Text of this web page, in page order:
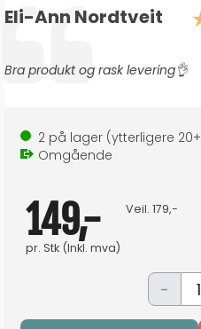
Testimonial
Forfatter:
Eli-Ann Nordtveit
Tekst:
Bra produkt og rask levering👌
2 på lager (ytterligere 20+
Omgående
149,-
pr. Stk (Inkl. mva)
Veil. 179,-
-